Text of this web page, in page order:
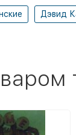
Дэвид